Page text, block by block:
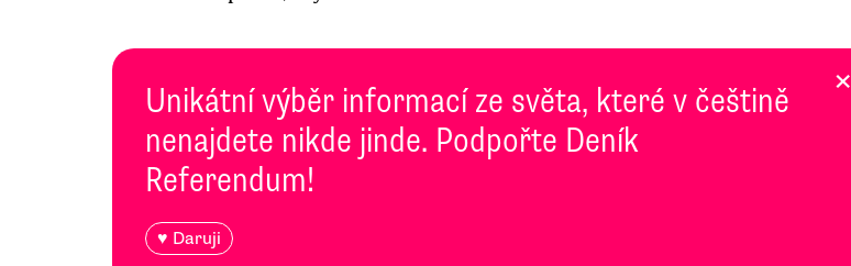
Unikátní výběr informací ze světa, které v češtině
nenajdete nikde jinde. Podpořte Deník
Referendum!
♥ Daruji
×